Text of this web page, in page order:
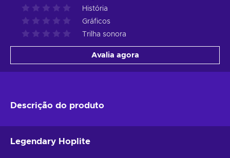
História
Gráficos
Trilha sonora
Avalia agora
Descrição do produto
Legendary Hoplite